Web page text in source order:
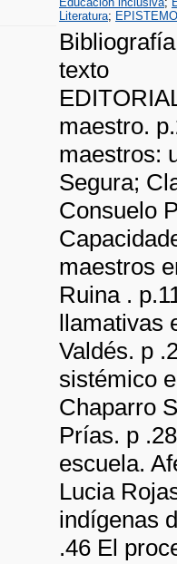
Literatura;
texto
maestro.
maestros:
Segura;
Consuelo
maestros
Ruina .
llamativas
Valdés. p
sistémico
Chaparro
Prías. p
escuela.
Lucia
indígenas
.46 El